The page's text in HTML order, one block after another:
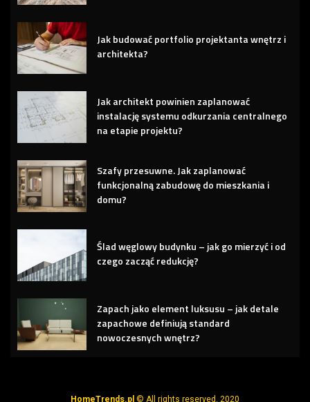
Jak budować portfolio projektanta wnętrz i
architekta?
Jak architekt powinien zaplanować
instalację systemu odkurzania centralnego
na etapie projektu?
Szafy przesuwne. Jak zaplanować
funkcjonalną zabudowę do mieszkania i
domu?
Ślad węglowy budynku – jak go mierzyć i od
czego zacząć redukcję?
Zapach jako element luksusu – jak detale
zapachowe definiują standard
nowoczesnych wnętrz?
HomeTrends.pl © All rights reserved. 2020